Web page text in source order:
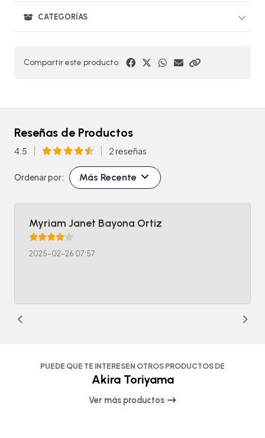
CATEGORÍAS
Compartir este producto
Reseñas de Productos
4.5 2 reseñas
Ordenar por: Más Recente
Myriam Janet Bayona Ortiz
2025-02-26 07:57
PUEDE QUE TE INTERESEN OTROS PRODUCTOS DE
Akira Toriyama
Ver más productos